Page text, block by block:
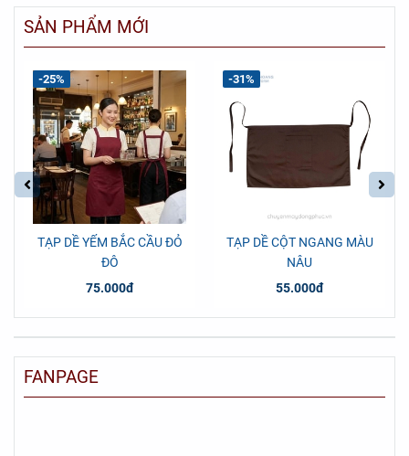
SẢN PHẨM MỚI
TẠP DỀ YẾM BẮC CẦU ĐỎ
ĐÔ
75.000đ
-25%
TẠP DỀ CỘT NGANG MÀU
NÂU
55.000đ
-31%
FANPAGE